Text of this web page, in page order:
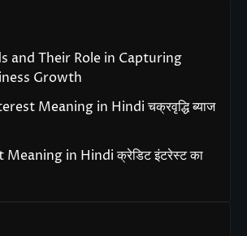
and Their Role in Capturing
Growth
Meaning in Hindi चक्रवृद्धि ब्याज
in Hindi क्रेडिट इंटरेस्ट का